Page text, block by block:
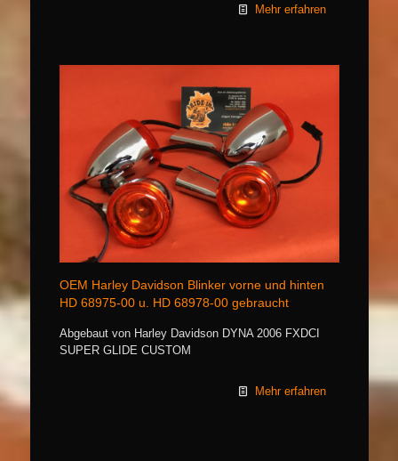
Mehr erfahren
OEM Harley Davidson Blinker vorne und hinten
HD 68975-00 u. HD 68978-00 gebraucht
Abgebaut von Harley Davidson DYNA 2006 FXDCI
SUPER GLIDE CUSTOM
Mehr erfahren